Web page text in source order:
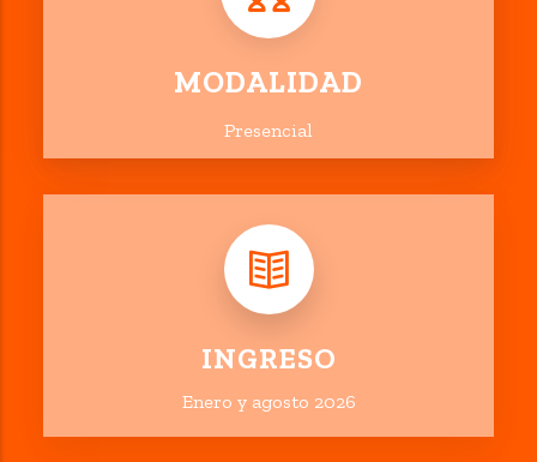
MODALIDAD
Presencial
INGRESO
Enero y agosto 2026